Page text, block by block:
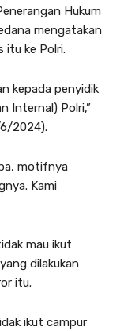
Hukum
mengatakan
itu ke Polri.
kepada penyidik
Internal) Polri,”
2024).
motifnya
Kami
mau ikut
dilakukan
itu.
ikut campur